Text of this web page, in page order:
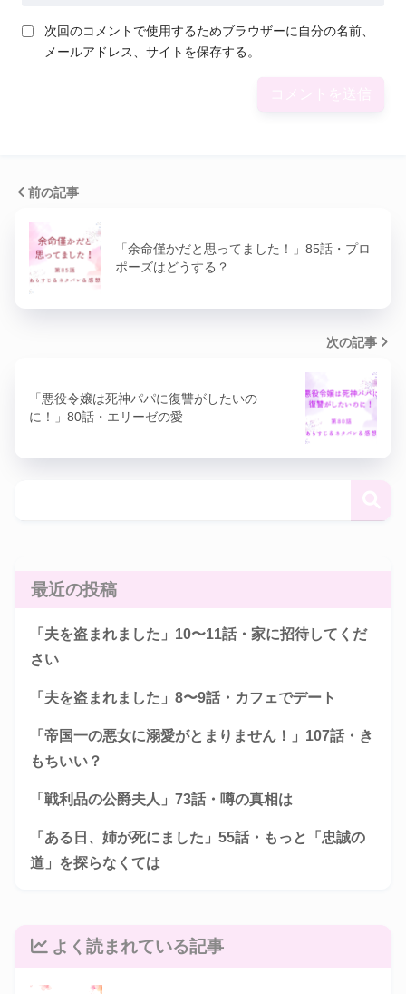
次回のコメントで使用するためブラウザーに自分の名前、
メールアドレス、サイトを保存する。
前の記事
「余命僅かだと思ってました！」85話・プロ
ポーズはどうする？
次の記事
「悪役令嬢は死神パパに復讐がしたいの
に！」80話・エリーゼの愛
最近の投稿
「夫を盗まれました」10〜11話・家に招待してくだ
さい
「夫を盗まれました」8〜9話・カフェでデート
「帝国一の悪女に溺愛がとまりません！」107話・き
もちいい？
「戦利品の公爵夫人」73話・噂の真相は
「ある日、姉が死にました」55話・もっと「忠誠の
道」を探らなくては
よく読まれている記事